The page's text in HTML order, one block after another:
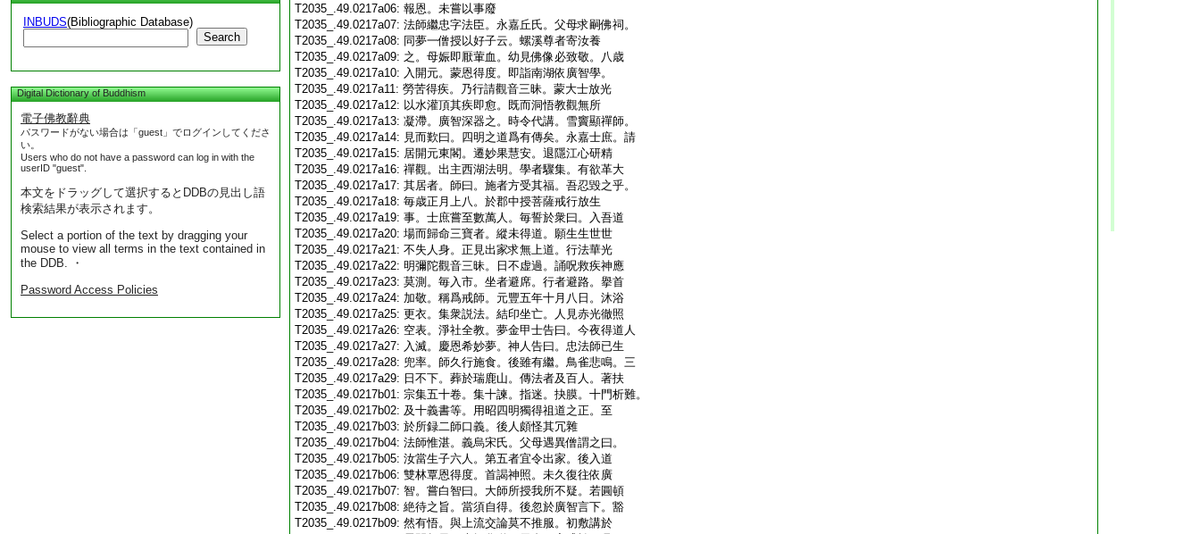
INBUDS(Bibliographic Database)
Search
Digital Dictionary of Buddhism
電子佛教辭典
パスワードがない場合は「guest」でログインしてくださ
い。
Users who do not have a password can log in with the
userID "guest".
本文をドラッグして選択するとDDBの見出し語
検索結果が表示されます。
Select a portion of the text by dragging your
mouse to view all terms in the text contained in
the DDB. ・
Password Access Policies
T2035_.49.0217a06: 報恩。未嘗以事廢
T2035_.49.0217a07: 法師繼忠字法臣。永嘉丘氏。父母求嗣佛祠。
T2035_.49.0217a08: 同夢一僧授以好子云。螺溪尊者寄汝養
T2035_.49.0217a09: 之。母娠即厭葷血。幼見佛像必致敬。八歳
T2035_.49.0217a10: 入開元。蒙恩得度。即詣南湖依廣智學。
T2035_.49.0217a11: 勞苦得疾。乃行請觀音三昧。蒙大士放光
T2035_.49.0217a12: 以水灌頂其疾即愈。既而洞悟教觀無所
T2035_.49.0217a13: 凝滯。廣智深器之。時令代講。雪竇顯禪師。
T2035_.49.0217a14: 見而歎曰。四明之道爲有傳矣。永嘉士庶。請
T2035_.49.0217a15: 居開元東閣。遷妙果慧安。退隱江心研精
T2035_.49.0217a16: 禪觀。出主西湖法明。學者驟集。有欲革大
T2035_.49.0217a17: 其居者。師曰。施者方受其福。吾忍毀之乎。
T2035_.49.0217a18: 毎歳正月上八。於郡中授菩薩戒行放生
T2035_.49.0217a19: 事。士庶嘗至數萬人。毎誓於衆曰。入吾道
T2035_.49.0217a20: 場而歸命三寶者。縱未得道。願生生世世
T2035_.49.0217a21: 不失人身。正見出家求無上道。行法華光
T2035_.49.0217a22: 明彌陀觀音三昧。日不虚過。誦呪救疾神應
T2035_.49.0217a23: 莫測。毎入市。坐者避席。行者避路。擧首
T2035_.49.0217a24: 加敬。稱爲戒師。元豐五年十月八日。沐浴
T2035_.49.0217a25: 更衣。集衆説法。結印坐亡。人見赤光徹照
T2035_.49.0217a26: 空表。淨社全教。夢金甲士告曰。今夜得道人
T2035_.49.0217a27: 入滅。慶恩希妙夢。神人告曰。忠法師已生
T2035_.49.0217a28: 兜率。師久行施食。後雖有繼。鳥雀悲鳴。三
T2035_.49.0217a29: 日不下。葬於瑞鹿山。傳法者及百人。著扶
T2035_.49.0217b01: 宗集五十卷。集十諫。指迷。抉膜。十門析難。
T2035_.49.0217b02: 及十義書等。用昭四明獨得祖道之正。至
T2035_.49.0217b03: 於所録二師口義。後人頗怪其冗雜
T2035_.49.0217b04: 法師惟湛。義烏宋氏。父母遇異僧謂之曰。
T2035_.49.0217b05: 汝當生子六人。第五者宜令出家。後入道
T2035_.49.0217b06: 雙林覃恩得度。首謁神照。未久復往依廣
T2035_.49.0217b07: 智。嘗白智曰。大師所授我所不疑。若圓頓
T2035_.49.0217b08: 絶待之旨。當須自得。後忽於廣智言下。豁
T2035_.49.0217b09: 然有悟。與上流交論莫不推服。初敷講於